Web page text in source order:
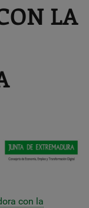
LA
con la